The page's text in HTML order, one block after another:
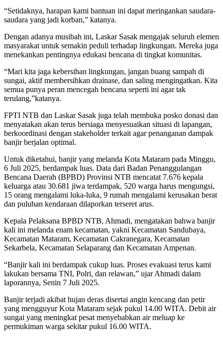
“Setidaknya, harapan kami bantuan ini dapat meringankan saudara-
saudara yang jadi korban,” katanya.
Dengan adanya musibah ini, Laskar Sasak mengajak seluruh elemen
masyarakat untuk semakin peduli terhadap lingkungan. Mereka juga
menekankan pentingnya edukasi bencana di tingkat komunitas.
“Mari kita jaga kebersihan lingkungan, jangan buang sampah di
sungai, aktif membersihkan drainase, dan saling mengingatkan. Kita
semua punya peran mencegah bencana seperti ini agar tak
terulang,”katanya.
FPTI NTB dan Laskar Sasak juga telah membuka posko donasi dan
menyatakan akan terus bersiaga menyesuaikan situasi di lapangan,
berkoordinasi dengan stakeholder terkait agar penanganan dampak
banjir berjalan optimal.
Untuk diketahui, banjir yang melanda Kota Mataram pada Minggu,
6 Juli 2025, berdampak luas. Data dari Badan Penanggulangan
Bencana Daerah (BPBD) Provinsi NTB mencatat 7.676 kepala
keluarga atau 30.681 jiwa terdampak, 520 warga harus mengungsi,
15 orang mengalami luka-luka, 9 rumah mengalami kerusakan berat
dan puluhan kendaraan dilaporkan terseret arus.
Kepala Pelaksana BPBD NTB, Ahmadi, mengatakan bahwa banjir
kali ini melanda enam kecamatan, yakni Kecamatan Sandubaya,
Kecamatan Mataram, Kecamatan Cakranegara, Kecamatan
Sekarbela, Kecamatan Selaparang dan Kecamatan Ampenan.
“Banjir kali ini berdampak cukup luas. Proses evakuasi terus kami
lakukan bersama TNI, Polri, dan relawan,” ujar Ahmadi dalam
laporannya, Senin 7 Juli 2025.
Banjir terjadi akibat hujan deras disertai angin kencang dan petir
yang mengguyur Kota Mataram sejak pukul 14.00 WITA. Debit air
sungai yang meningkat pesat menyebabkan air meluap ke
permukiman warga sekitar pukul 16.00 WITA.